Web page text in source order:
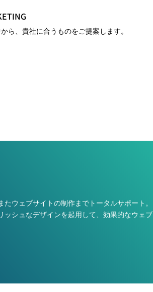
ら、貴社に合うものをご提案します。
ウェブサイトの制作までトータルサポート。
シュなデザインを起用して、効果的なウェブ